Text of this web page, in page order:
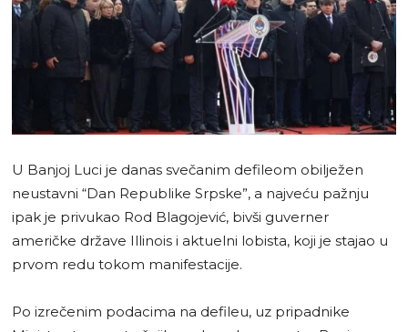
U Banjoj Luci je danas svečanim defileom obilježen
neustavni “Dan Republike Srpske”, a najveću pažnju
ipak je privukao Rod Blagojević, bivši guverner
američke države Illinois i aktuelni lobista, koji je stajao u
prvom redu tokom manifestacije.
Po izrečenim podacima na defileu, uz pripadnike